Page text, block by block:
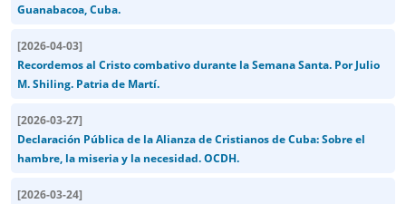
Guanabacoa, Cuba.
[2026-04-03]
Recordemos al Cristo combativo durante la Semana Santa. Por Julio
M. Shiling. Patria de Martí.
[2026-03-27]
Declaración Pública de la Alianza de Cristianos de Cuba: Sobre el
hambre, la miseria y la necesidad. OCDH.
[2026-03-24]